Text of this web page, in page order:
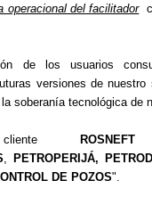
operacional del facilitador
de los usuarios
versiones de
soberanía tecnológica de
cliente ROSNEFTy
PETROPERIJÁ,
DE POZOS".